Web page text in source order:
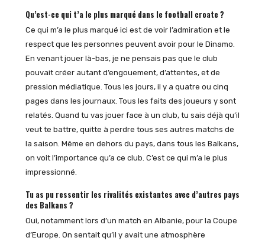
Qu’est-ce qui t’a le plus marqué dans le football croate ?
Ce qui m’a le plus marqué ici est de voir l’admiration et le
respect que les personnes peuvent avoir pour le Dinamo.
En venant jouer là-bas, je ne pensais pas que le club
pouvait créer autant d’engouement, d’attentes, et de
pression médiatique. Tous les jours, il y a quatre ou cinq
pages dans les journaux. Tous les faits des joueurs y sont
relatés. Quand tu vas jouer face à un club, tu sais déjà qu’il
veut te battre, quitte à perdre tous ses autres matchs de
la saison. Même en dehors du pays, dans tous les Balkans,
on voit l’importance qu’a ce club. C’est ce qui m’a le plus
impressionné.
Tu as pu ressentir les rivalités existantes avec d’autres pays
des Balkans ?
Oui, notamment lors d’un match en Albanie, pour la Coupe
d’Europe. On sentait qu’il y avait une atmosphère